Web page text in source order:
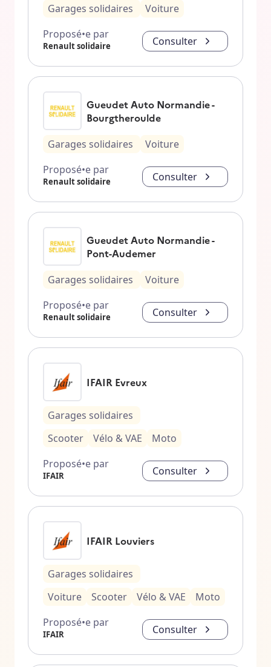
Garages solidaires
Voiture
Proposé•e par
Renault solidaire Consulter
Gueudet Auto Normandie -
Bourgtheroulde
Garages solidaires
Voiture
Proposé•e par
Renault solidaire Consulter
Gueudet Auto Normandie -
Pont-Audemer
Garages solidaires
Voiture
Proposé•e par
Renault solidaire Consulter
IFAIR Evreux
Garages solidaires
Scooter
Vélo & VAE
Moto
Proposé•e par
IFAIR Consulter
IFAIR Louviers
Garages solidaires
Voiture
Scooter Vélo & VAE
Moto
Proposé•e par
IFAIR Consulter